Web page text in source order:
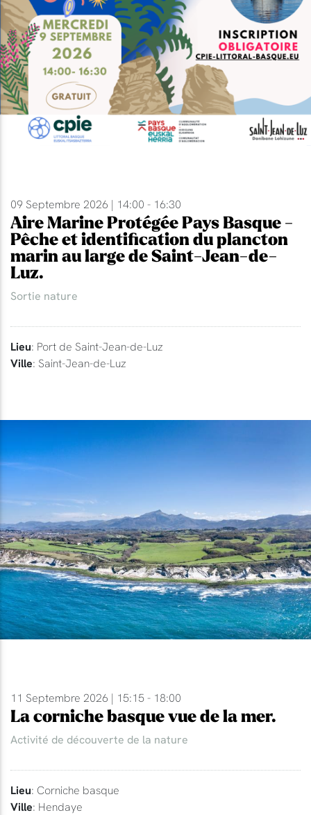
09 Septembre 2026 | 14:00 - 16:30
Aire Marine Protégée Pays Basque -
Pêche et identification du plancton
marin au large de Saint-Jean-de-
Luz.
Sortie nature
Lieu: Port de Saint-Jean-de-Luz
Ville: Saint-Jean-de-Luz
11 Septembre 2026 | 15:15 - 18:00
La corniche basque vue de la mer.
Activité de découverte de la nature
Lieu: Corniche basque
Ville: Hendaye